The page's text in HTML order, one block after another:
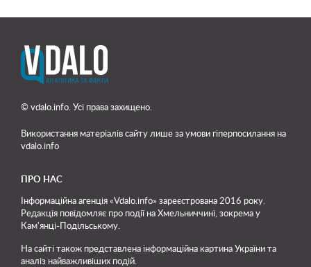
© vdalo.info. Усі права захищено.
Використання матеріалів сайту лише за умови гіперпосилання на
vdalo.info
ПРО НАС
Інформаційна агенція «Vdalo.info» зареєстрована 2016 року.
Редакція повідомляє про події на Хмельниччині, зокрема у
Кам'янці-Подільському.
На сайті також представлена інформаційна картина України та
аналіз найважливіших подій.